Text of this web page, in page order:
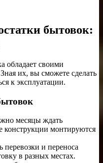
бытовок:
обладает своими
их, вы сможете сделать
к эксплуатации.
месяцы ждать
конструкции монтируются
перевозки и переноса
в разных местах.